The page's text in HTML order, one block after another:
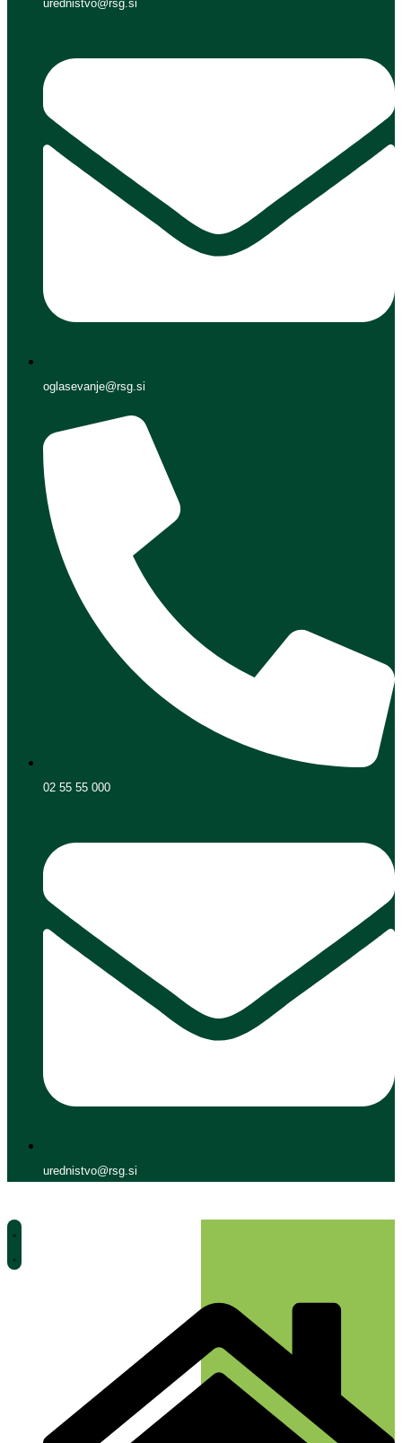
urednistvo@rsg.si
oglasevanje@rsg.si
02 55 55 000
urednistvo@rsg.si